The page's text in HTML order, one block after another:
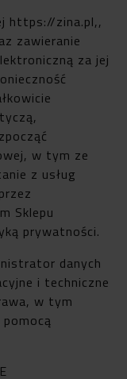
https://zina.pl,,
zawieranie
za jej
w tym ze
z usług
Sklepu
prywatności.
danych
i techniczne
w tym